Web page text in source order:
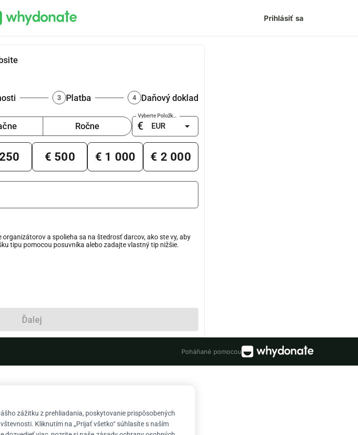
Prihlásiť sa
3 Platba 4 Daňový doklad
Ročne
Vyberte Položku Mena
€ arrow_drop_down
€ 500 € 1 000 € 2 000
a spolieha sa na štedrosť darcov, ako ste vy, aby
tipu pomocou posuvníka alebo zadajte vlastný tip nižšie.
Ďalej
Poháňané pomocou
zážitku z prehliadania, poskytovanie prispôsobených
Kliknutím na „Prijať všetko“ súhlasíte s naším